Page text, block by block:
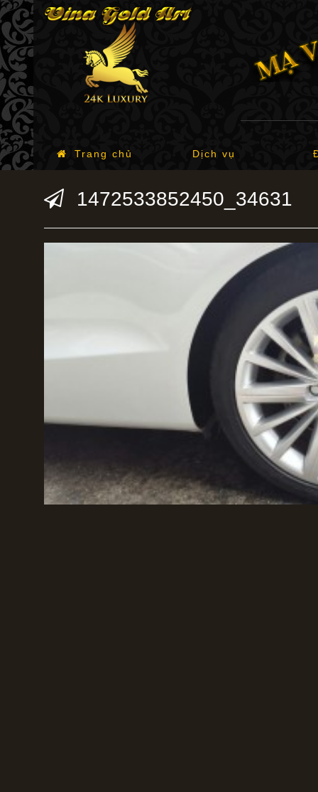
Trang chủ Dịch vụ
1472533852450_34631